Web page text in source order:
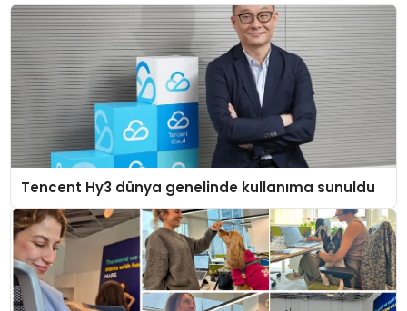
Tencent Hy3 dünya genelinde kullanıma sunuldu